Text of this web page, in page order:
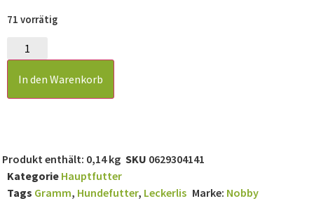
71 vorrätig
In den Warenkorb
Produkt enthält: 0,14kg SKU 0629304141
Kategorie Hauptfutter
Tags Gramm, Hundefutter, Leckerlis Marke: Nobby